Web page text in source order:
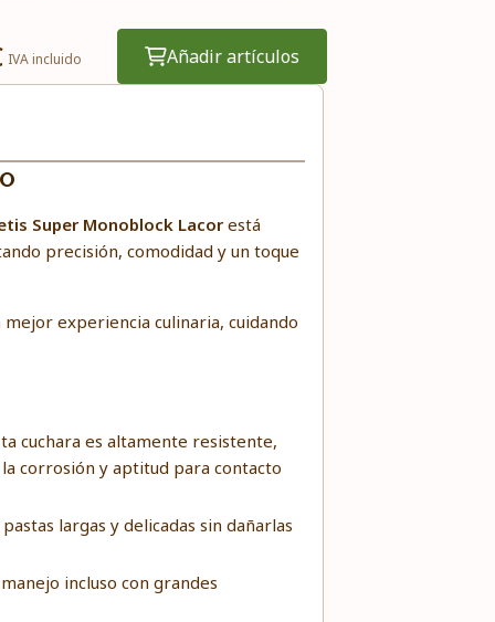
IVA incluido Añadir artículos
Super Monoblock Lacorestá
precisión, comodidad y un toque
experiencia culinaria, cuidando
cuchara es altamente resistente,
corrosión y aptitud para contacto
largas y delicadas sin dañarlas
incluso con grandes